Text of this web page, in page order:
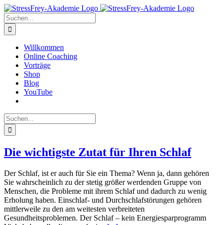
Zum
Inhalt
springen
Suche
nach:
Willkommen
Online Coaching
Vorträge
Shop
Blog
YouTube
Suche
nach:
Die wichtigste Zutat für Ihren Schlaf
Der Schlaf, ist er auch für Sie ein Thema? Wenn ja, dann gehören
Sie wahrscheinlich zu der stetig größer werdenden Gruppe von
Menschen, die Probleme mit ihrem Schlaf und dadurch zu wenig
Erholung haben. Einschlaf- und Durchschlafstörungen gehören
mittlerweile zu den am weitesten verbreiteten
Gesundheitsproblemen. Der Schlaf – kein Energiesparprogramm